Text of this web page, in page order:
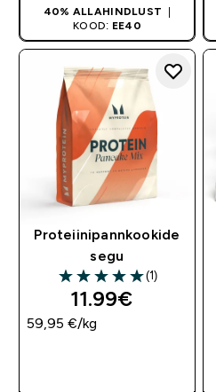
40% ALLAHINDLUST
|
KOOD: EE40
Proteiinipannkookide
segu
5 out of 5 stars
(1)
11.99€‎
59,95 €‎/kg